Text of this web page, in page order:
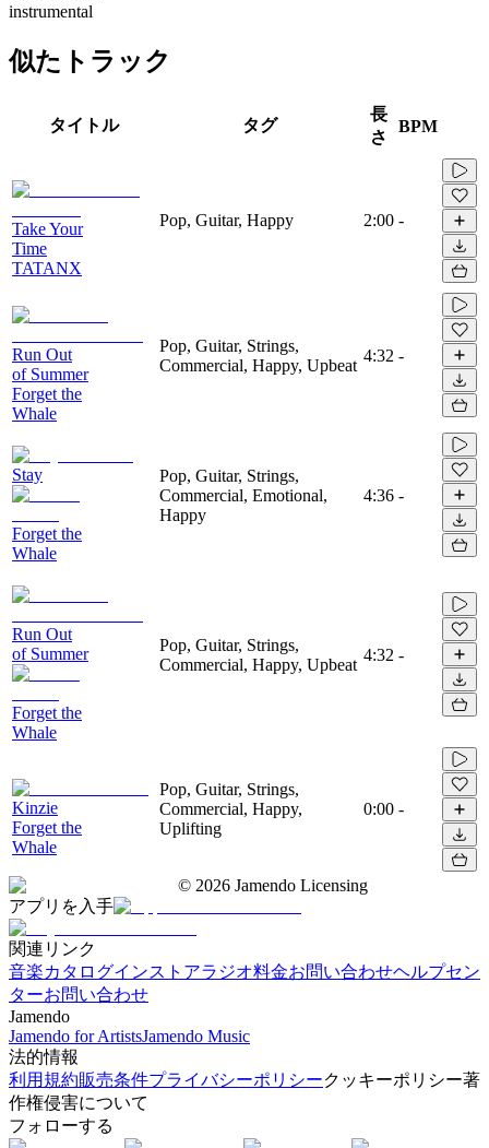
instrumental
似たトラック
タイトル タグ
長
さ
BPM
Take Your
Time
TATANX
Pop, Guitar, Happy 2:00 -
Run Out
of Summer
Forget the
Whale
Pop, Guitar, Strings,
Commercial, Happy, Upbeat
4:32 -
Stay
Forget the
Whale
Pop, Guitar, Strings,
Commercial, Emotional,
Happy
4:36 -
Run Out
of Summer
Forget the
Whale
Pop, Guitar, Strings,
Commercial, Happy, Upbeat
4:32 -
Kinzie
Forget the
Whale
Pop, Guitar, Strings,
Commercial, Happy,
Uplifting
0:00 -
© 2026 Jamendo Licensing
アプリを入手
関連リンク
音楽カタログインストアラジオ料金お問い合わせヘルプセン
ターお問い合わせ
Jamendo
Jamendo for ArtistsJamendo Music
法的情報
利用規約販売条件プライバシーポリシークッキーポリシー著
作権侵害について
フォローする